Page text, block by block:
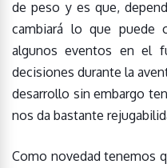
de peso y es que,
cambiará lo que puede
algunos eventos en el
decisiones durante la
desarrollo sin embargo
nos da bastante
Como novedad tenemos